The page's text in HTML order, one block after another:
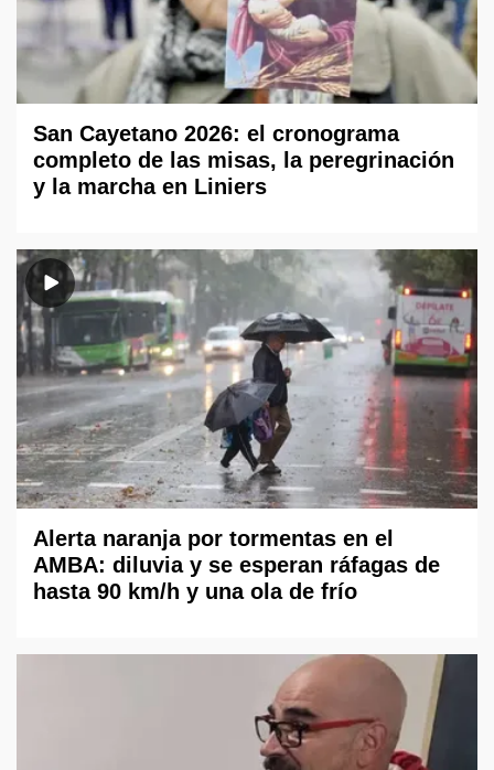
San Cayetano 2026: el cronograma
completo de las misas, la peregrinación
y la marcha en Liniers
Alerta naranja por tormentas en el
AMBA: diluvia y se esperan ráfagas de
hasta 90 km/h y una ola de frío